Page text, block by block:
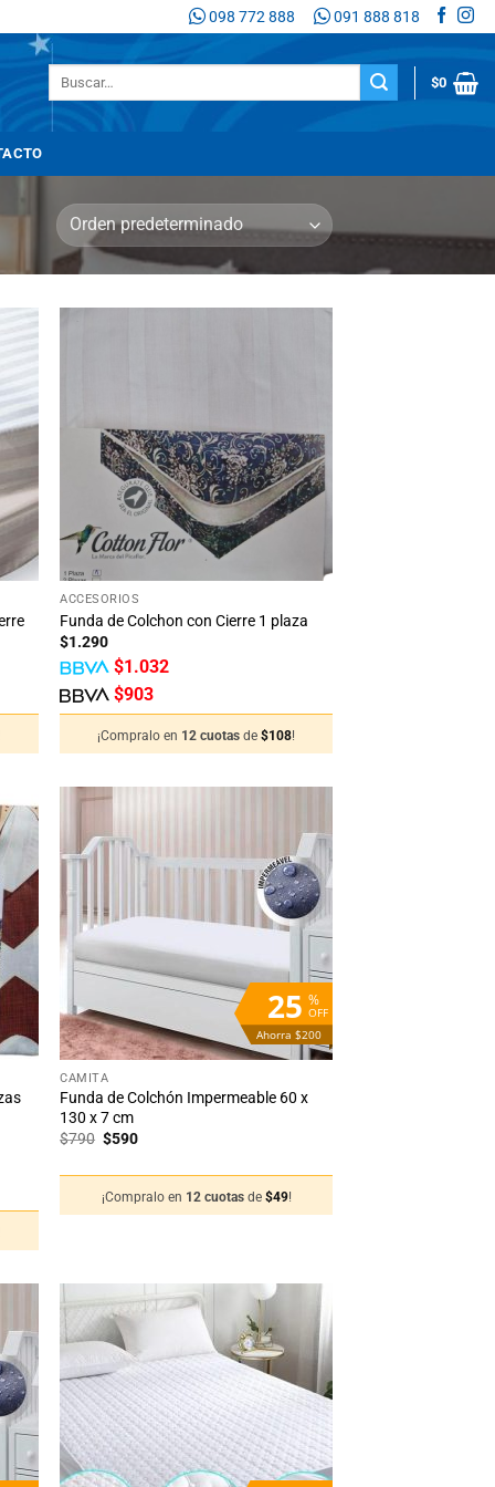
098 772 888 091 888 818
$0
deseos
+
ACCESORIOS
Funda de Colchon con Cierre 1 plaza
$1.290
$1.032
$903
¡Compralo en 12 cuotasde$108!
de
%
OFF
25
Ahorra $200
Añadir
a la
lista
de
deseos
+
CAMITA
Funda de Colchón Impermeable 60 x
130 x 7 cm
$790 El
$790.
$590El
$590.
¡Compralo en 12 cuotas de $49!
Añadir
a la
lista
de
deseos